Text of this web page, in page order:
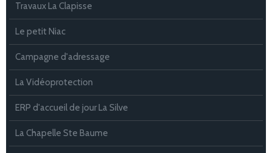
Travaux La Clapisse
Le petit Niac
Campagne d'adressage
La Vidéoprotection
ERP d'accueil de jour La Silve
La Chapelle Ste Baume